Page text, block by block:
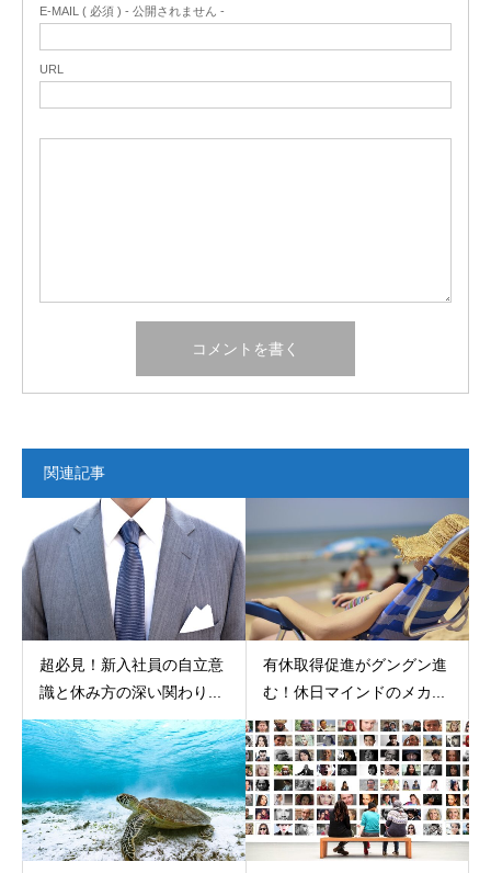
E-MAIL ( 必須 ) - 公開されません -
URL
関連記事
超必見！新入社員の自立意
識と休み方の深い関わり...
有休取得促進がグングン進
む！休日マインドのメカ...